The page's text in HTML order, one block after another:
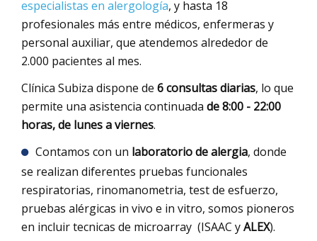
especialistas en alergología, y hasta 18
profesionales más entre médicos, enfermeras y
personal auxiliar, que atendemos alrededor de
2.000 pacientes al mes.
Clínica Subiza dispone de 6 consultas diarias, lo que
permite una asistencia continuada de 8:00 - 22:00
horas, de lunes a viernes.
Contamos con un laboratorio de alergia, donde
se realizan diferentes pruebas funcionales
respiratorias, rinomanometria, test de esfuerzo,
pruebas alérgicas in vivo e in vitro, somos pioneros
en incluir tecnicas de microarray (ISAAC yALEX).